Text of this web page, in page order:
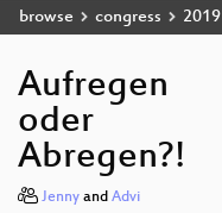
browse congress 2019
Aufregen
oder
Abregen?!
Jenny and Advi